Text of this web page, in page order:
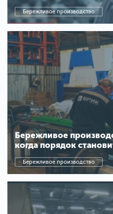
Бережливое производство
Бережливое
когда порядок
Бережливое производство